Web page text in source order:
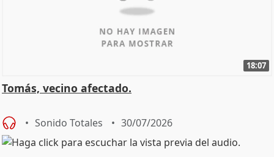
18:07
Tomás, vecino afectado.
Sonido Totales 30/07/2026